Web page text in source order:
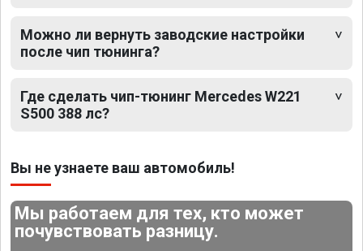
Можно ли вернуть заводские настройки
после чип тюнинга?
Где сделать чип-тюнинг Mercedes W221
S500 388 лс?
Вы не узнаете ваш автомобиль!
Мы работаем для тех, кто может
почувствовать разницу.